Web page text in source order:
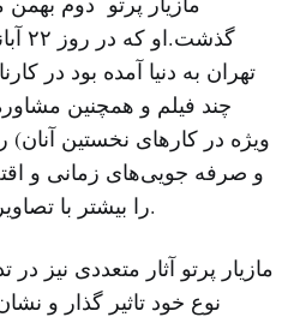
تهران به دنیا آمده بود در
چند فیلم و همچنین
ویژه در کارهای نخستین آنان)
و صرفه جویی‌های زمانی و
را بیشتر با تصاویری که ساخته می‌شناسند.
مازیار پرتو آثار متعددی نیز
نوع خود تاثیر گذار و